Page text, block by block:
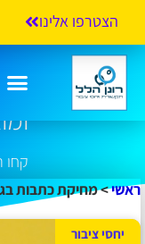
הצטרפו אלינו
מחיקת
קחו
ראשי>מחיקת כתבות
יחסי ציבור